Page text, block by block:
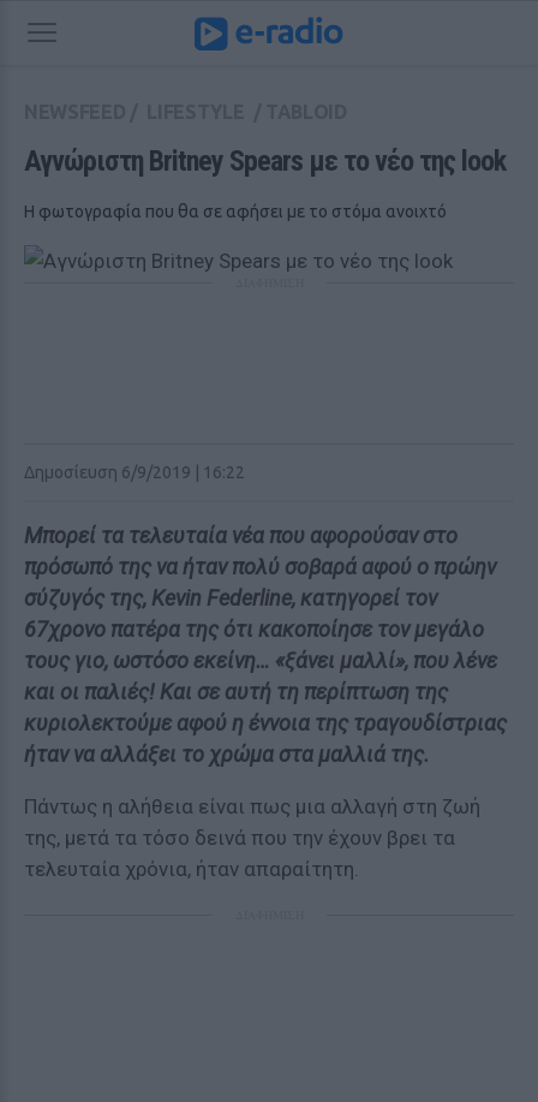
Αγνώριστη Britney Spears με το νέο της look
H φωτογραφία που θα σε αφήσει με το στόμα ανοιχτό
Δημοσίευση 6/9/2019 | 16:22
Μπορεί τα τελευταία νέα που αφορούσαν στο
πρόσωπό της να ήταν πολύ σοβαρά αφού ο πρώην
σύζυγός της, Kevin Federline, κατηγορεί τον
67χρονο πατέρα της ότι κακοποίησε τον μεγάλο
τους γιο, ωστόσο εκείνη… «ξάνει μαλλί», που λένε
και οι παλιές! Και σε αυτή τη περίπτωση της
κυριολεκτούμε αφού η έννοια της τραγουδίστριας
ήταν να αλλάξει το χρώμα στα μαλλιά της.
Πάντως η αλήθεια είναι πως μια αλλαγή στη ζωή
της, μετά τα τόσο δεινά που την έχουν βρει τα
τελευταία χρόνια, ήταν απαραίτητη.